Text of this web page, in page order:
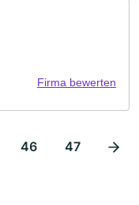
Firma bewerten
46 47